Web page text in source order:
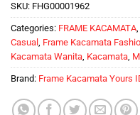
SKU: FHG00001962
Categories: FRAME KACAMATA,
Casual , Frame Kacamata
Kacamata Wanita, Kacamata,
Brand: Frame Kacamata Yours